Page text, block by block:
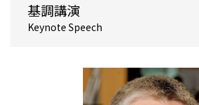
基調講演
Keynote Speech